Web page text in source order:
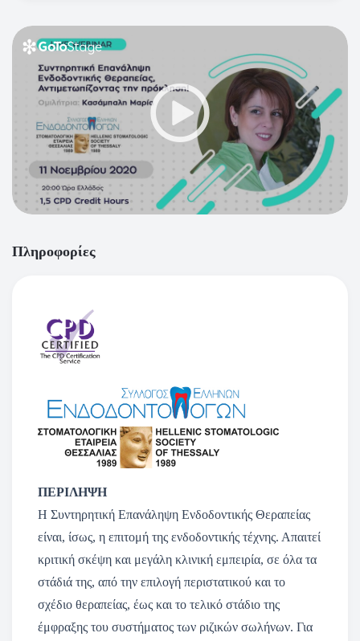
Πληροφορίες
ΠΕΡΙΛΗΨΗ
Η Συντηρητική Επανάληψη Ενδοδοντικής Θεραπείας
είναι, ίσως, η επιτομή της ενδοδοντικής τέχνης. Απαιτεί
κριτική σκέψη και μεγάλη κλινική εμπειρία, σε όλα τα
στάδιά της, από την επιλογή περιστατικού και το
σχέδιο θεραπείας, έως και το τελικό στάδιο της
έμφραξης του συστήματος των ριζικών σωλήνων. Για